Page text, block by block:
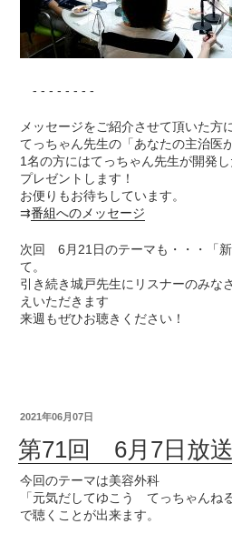
- - - - - - - -
メッセージをご紹介させて頂いた方
てっちゃん先生の「あなたの主治医
1名の方にはてっちゃん先生が開発
プレゼントします！
お便りもお待ちしています。
⇉番組へのメッセージ
次回 6月21日のテーマも・・・「
て。
引き続き城戸先生にリスナーのみな
えいただきます
来週もぜひお聴きください！
2021年06月07日
第71回 6月7日放
今回のテーマは美容外科
「元気だしてゆこう てっちゃんね
で聴くことが出来ます。